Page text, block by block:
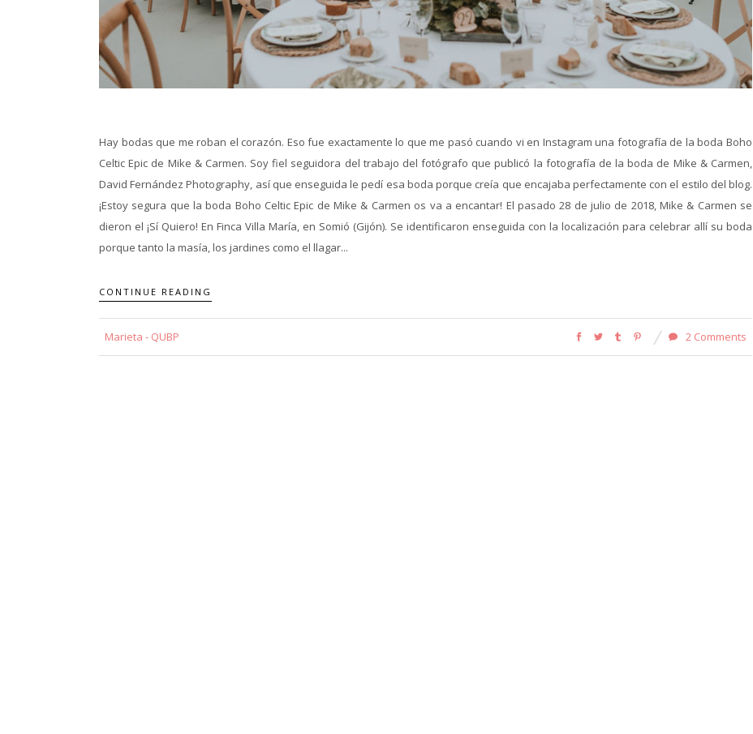
Hay bodas que me roban el corazón. Eso fue exactamente lo que me pasó cuando vi en Instagram una fotografía de la boda Boho
Celtic Epic de Mike & Carmen. Soy fiel seguidora del trabajo del fotógrafo que publicó la fotografía de la boda de Mike & Carmen,
David Fernández Photography, así que enseguida le pedí esa boda porque creía que encajaba perfectamente con el estilo del blog.
¡Estoy segura que la boda Boho Celtic Epic de Mike & Carmen os va a encantar! El pasado 28 de julio de 2018, Mike & Carmen se
dieron el ¡Sí Quiero! En Finca Villa María, en Somió (Gijón). Se identificaron enseguida con la localización para celebrar allí su boda
porque tanto la masía, los jardines como el llagar...
CONTINUE READING
Marieta - QUBP 2 Comments